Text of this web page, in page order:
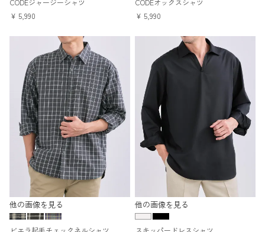
CODEジャージーシャツ
¥ 5,990
CODEオックスシャツ
¥ 5,990
他の画像を見る
ビエラ起毛チェックネルシャツ
他の画像を見る
スキッパードレスシャツ